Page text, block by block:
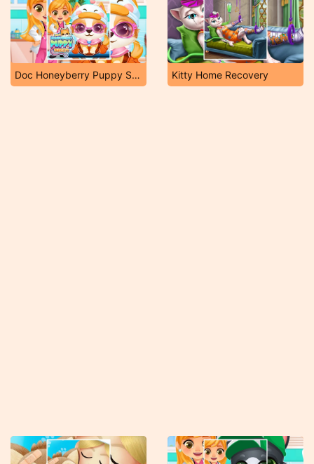
Doc Honeyberry Puppy Surgery Kitty Home Recovery